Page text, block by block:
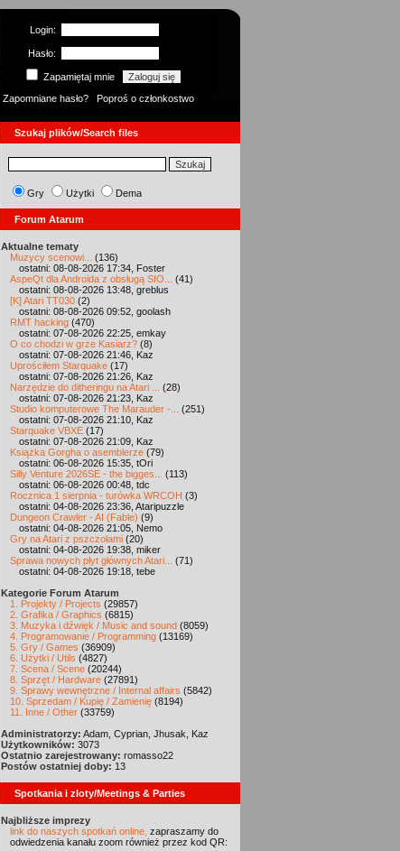
Login:
Hasło:
Zapamiętaj mnie
Zapomniane hasło?
Poproś o członkostwo
Szukaj plików/Search files
Gry Użytki Dema
Forum Atarum
Aktualne tematy
Muzycy scenowi...
(136)
ostatni: 08-08-2026 17:34, Foster
AspeQt dla Androida z obsługą SIO...
(41)
ostatni: 08-08-2026 13:48, greblus
[K] Atari TT030 (2)
ostatni: 08-08-2026 09:52, goolash
RMT hacking (470)
ostatni: 07-08-2026 22:25, emkay
O co chodzi w grze Kasiarz? (8)
ostatni: 07-08-2026 21:46, Kaz
Uprościłem Starquake (17)
ostatni: 07-08-2026 21:26, Kaz
Narzędzie do ditheringu na Atari ...
(28)
ostatni: 07-08-2026 21:23, Kaz
Studio komputerowe The Marauder -...
(251)
ostatni: 07-08-2026 21:10, Kaz
Starquake VBXE (17)
ostatni: 07-08-2026 21:09, Kaz
Książka Gorgha o asemblerze (79)
ostatni: 06-08-2026 15:35, tOri
Silly Venture 2026SE - the bigges...
(113)
ostatni: 06-08-2026 00:48, tdc
Rocznica 1 sierpnia - turówka WRCOH (3)
ostatni: 04-08-2026 23:36, Ataripuzzle
Dungeon Crawler - AI (Fable) (9)
ostatni: 04-08-2026 21:05, Nemo
Gry na Atari z pszczołami (20)
ostatni: 04-08-2026 19:38, miker
Sprawa nowych płyt głównych Atari...
(71)
ostatni: 04-08-2026 19:18, tebe
Kategorie Forum Atarum
1. Projekty / Projects (29857)
2. Grafika / Graphics (6815)
3. Muzyka i dźwięk / Music and sound (8059)
4. Programowanie / Programming (13169)
5. Gry / Games (36909)
6. Użytki / Utils (4827)
7. Scena / Scene (20244)
8. Sprzęt / Hardware (27891)
9. Sprawy wewnętrzne / Internal affairs (5842)
10. Sprzedam / Kupię / Zamienię (8194)
11. Inne / Other (33759)
Administratorzy: Adam, Cyprian, Jhusak, Kaz
Użytkowników: 3073
Ostatnio zarejestrowany: romasso22
Postów ostatniej doby: 13
Spotkania i zloty/Meetings & Parties
Najbliższe imprezy
link do naszych spotkań online, zapraszamy do
odwiedzenia kanału zoom również przez kod QR: